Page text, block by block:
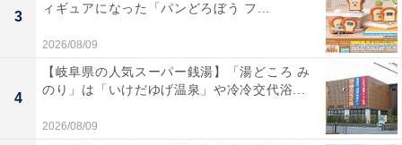
ノイズキャンセリングが強力で街中の騒音が綺麗に
消えて音楽に集中できます
3
ィギュアになった「パンどろぼう フ...
2026/08/09
4
【岐阜県の人気スーパー銭湯】「湯どころ み
のり」は「いけだゆげ温泉」や冷冷交代浴...
2026/08/09